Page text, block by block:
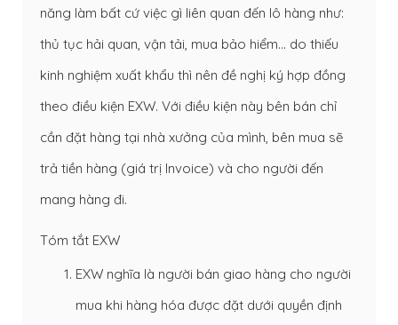
năng làm bất cứ việc gì liên quan đến lô hàng như:
thủ tục hải quan, vận tải, mua bảo hiểm… do thiếu
kinh nghiệm xuất khẩu thì nên đề nghị ký hợp đồng
theo điều kiện EXW. Với điều kiện này bên bán chỉ
cần đặt hàng tại nhà xưởng của mình, bên mua sẽ
trả tiền hàng (giá trị Invoice) và cho người đến
mang hàng đi.
Tóm tắt EXW
EXW nghĩa là người bán giao hàng cho người
mua khi hàng hóa được đặt dưới quyền định